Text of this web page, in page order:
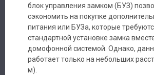
Контакты
блок управления замком (БУЗ)
сэкономить на покупке
питания или БУЗа, которые
стандартной установке замка
домофонной системой. Однако,
работает только на небольших
м).